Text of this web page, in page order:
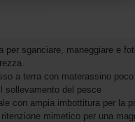
per sganciare, maneggiare e
a terra con materassino
sollevamento del pesce
con ampia imbottitura per la
mimetico per una